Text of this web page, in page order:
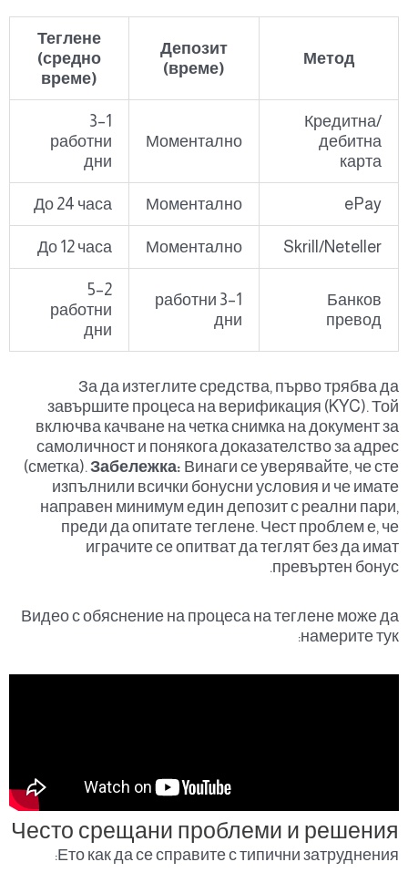
Метод
Депозит
(време)
Теглене
(средно
време)
Кредитна/
дебитна
карта
Моментално
1–3
работни
дни
ePay
Моментално
До 24 часа
Skrill/Neteller
Моментално
До 12 часа
Банков
превод
1–3 работни
дни
2–5
работни
дни
За да изтеглите средства, първо трябва да
завършите процеса на верификация (KYC). Той
включва качване на четка снимка на документ за
самоличност и понякога доказателство за адрес
(сметка).Забележка: Винаги се уверявайте, че сте
изпълнили всички бонусни условия и че имате
направен минимум един депозит с реални пари,
преди да опитате теглене. Чест проблем е, че
играчите се опитват да теглят без да имат
превъртен бонус.
Видео с обяснение на процеса на теглене може да
намерите тук:
Често срещани проблеми и решения
Ето как да се справите с типични затруднения: